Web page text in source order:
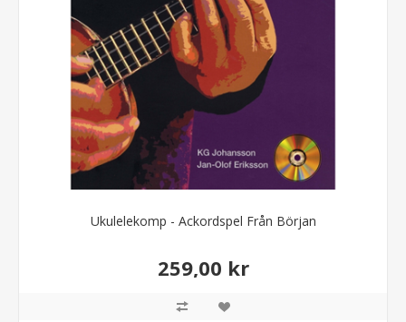
Ukulelekomp - Ackordspel Från Början
259,00 kr